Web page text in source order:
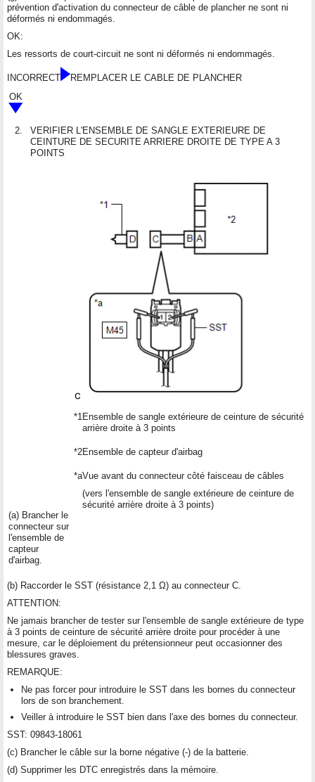
prévention d'activation du connecteur de câble de plancher ne sont ni
déformés ni endommagés.
OK:
Les ressorts de court-circuit ne sont ni déformés ni endommagés.
INCORRECT
REMPLACER LE CABLE DE PLANCHER
OK
2.
VERIFIER L'ENSEMBLE DE SANGLE EXTERIEURE DE
CEINTURE DE SECURITE ARRIERE DROITE DE TYPE A 3
POINTS
(a) Brancher le
connecteur sur
l'ensemble de
capteur
d'airbag.
*1Ensemble de sangle extérieure de ceinture de sécurité
arrière droite à 3 points
*2Ensemble de capteur d'airbag
*aVue avant du connecteur côté faisceau de câbles
(vers l'ensemble de sangle extérieure de ceinture de
sécurité arrière droite à 3 points)
(b) Raccorder le SST (résistance 2,1 Ω) au connecteur C.
ATTENTION:
Ne jamais brancher de tester sur l'ensemble de sangle extérieure de type
à 3 points de ceinture de sécurité arrière droite pour procéder à une
mesure, car le déploiement du prétensionneur peut occasionner des
blessures graves.
REMARQUE:
Ne pas forcer pour introduire le SST dans les bornes du connecteur
lors de son branchement.
Veiller à introduire le SST bien dans l'axe des bornes du connecteur.
SST: 09843-18061
(c) Brancher le câble sur la borne négative (-) de la batterie.
(d) Supprimer les DTC enregistrés dans la mémoire.